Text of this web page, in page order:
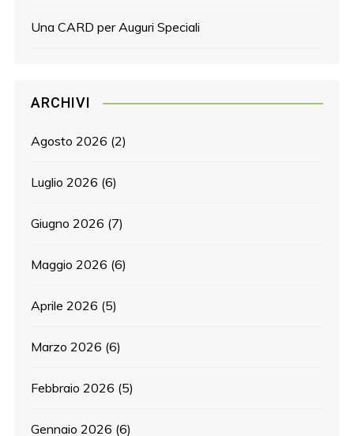
Una CARD per Auguri Speciali
ARCHIVI
Agosto 2026 (2)
Luglio 2026 (6)
Giugno 2026 (7)
Maggio 2026 (6)
Aprile 2026 (5)
Marzo 2026 (6)
Febbraio 2026 (5)
Gennaio 2026 (6)